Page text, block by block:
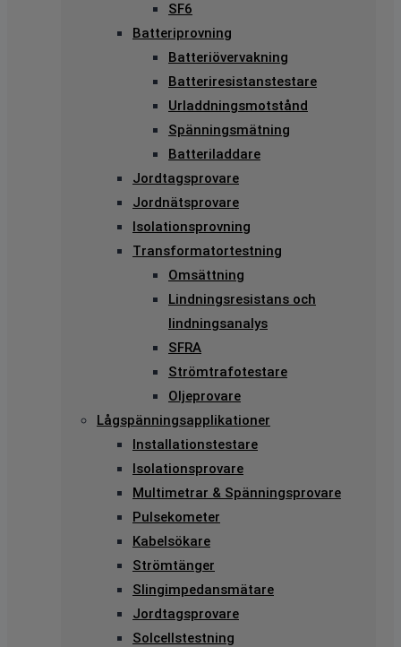
SF6
Batteriprovning
Batteriövervakning
Batteriresistanstestare
Urladdningsmotstånd
Spänningsmätning
Batteriladdare
Jordtagsprovare
Jordnätsprovare
Isolationsprovning
Transformatortestning
Omsättning
Lindningsresistans och
lindningsanalys
SFRA
Strömtrafotestare
Oljeprovare
Lågspänningsapplikationer
Installationstestare
Isolationsprovare
Multimetrar & Spänningsprovare
Pulsekometer
Kabelsökare
Strömtänger
Slingimpedansmätare
Jordtagsprovare
Solcellstestning